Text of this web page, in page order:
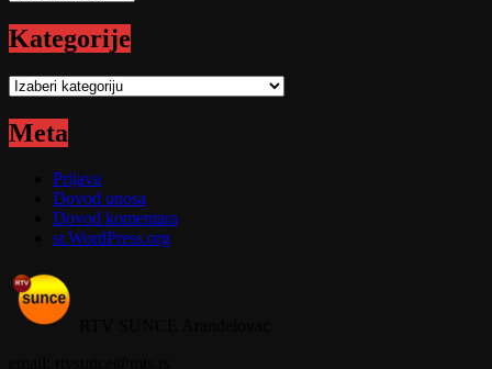
Kategorije
Kategorije
Meta
Prijava
Dovod unosa
Dovod komentara
sr.WordPress.org